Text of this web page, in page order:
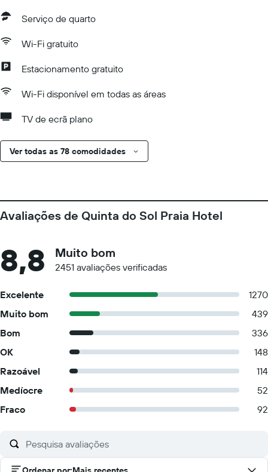
Serviço de quarto
Wi-Fi gratuito
Estacionamento gratuito
Wi-Fi disponível em todas as áreas
TV de ecrã plano
Ver todas as 78 comodidades
Avaliações de Quinta do Sol Praia Hotel
8,8 Muito bom
2451 avaliações verificadas
Excelente
1270
Muito bom
439
Bom
336
OK
148
Razoável
114
Medíocre
52
Fraco
92